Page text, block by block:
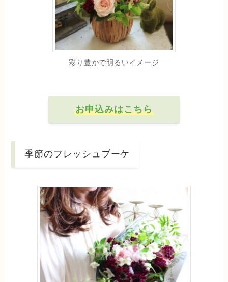
彩り豊かで明るいイメージ
お申込みはこちら
季節のフレッシュブーケ